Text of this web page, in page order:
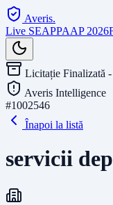
Averis.
Live SEAPPAAP 2026
Licitație Finalizată
Averis Intelligence
#1002546
Înapoi la listă
servicii